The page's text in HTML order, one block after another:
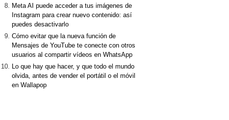
Meta AI puede acceder a tus imágenes de
Instagram para crear nuevo contenido: así
puedes desactivarlo
Cómo evitar que la nueva función de
Mensajes de YouTube te conecte con otros
usuarios al compartir vídeos en WhatsApp
Lo que hay que hacer, y que todo el mundo
olvida, antes de vender el portátil o el móvil
en Wallapop